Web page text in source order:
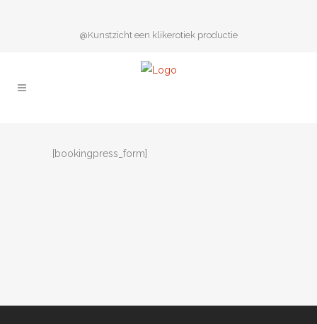
@Kunstzicht een klikerotiek productie
[bookingpress_form]